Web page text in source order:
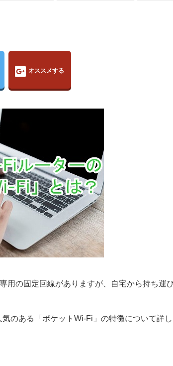
オススメする
用の固定回線がありますが、自宅から持ち運
のある「ポケットWi-Fi」の特徴について詳